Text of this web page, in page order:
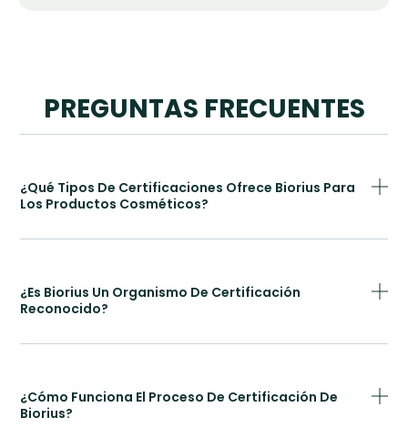
PREGUNTAS FRECUENTES
¿Qué Tipos De Certificaciones Ofrece Biorius Para
Los Productos Cosméticos?
¿Es Biorius Un Organismo De Certificación
Reconocido?
¿Cómo Funciona El Proceso De Certificación De
Biorius?